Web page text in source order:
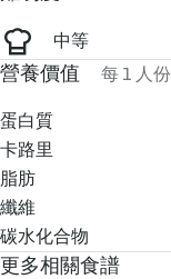
中等
營養價值 每 1 人份
蛋白質
卡路里
脂肪
纖維
碳水化合物
更多相關食譜